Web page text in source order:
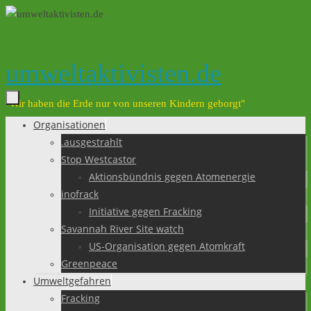
Zum
umweltaktivisten.de
"Wir haben die Erde nur von unseren Kindern geborgt"
Zum
Organisationen
.ausgestrahlt
Stop Westcastor
Aktionsbündnis gegen Atomenergie
inofrack
Initiative gegen Fracking
Savannah River Site watch
US-Organisation gegen Atomkraft
Greenpeace
Umweltgefahren
Fracking